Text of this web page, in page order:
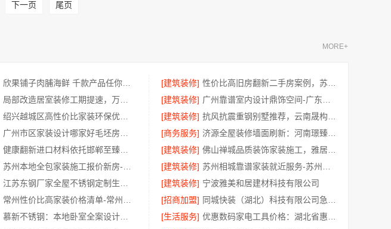
下一页 尾页
MORE+
[建筑装修]
性价比高旧房翻新二手房案例，苏州兔哥哥智装新材料口碑见证
[建筑装修]
[建筑装修]
[商务服务]
济源全屋装修墙面刷新：河南璟臻环保建材有限公司快净
[建筑装修]
[建筑装修]
[建筑装修] 宁波雅美和居建材科技有限公司
[招商加盟]
[生活服务]